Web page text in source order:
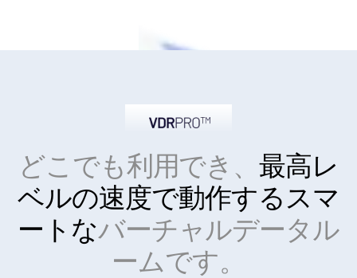
どこでも利用でき、最高レ
ベルの速度で動作するスマ
ートなバーチャルデータル
ームです。